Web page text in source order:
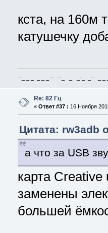
кста, на 160м
катушечку
--_ _ _ _ _ _ -- --_ _ _-_ _-- _ _
Re: 82 Гц
« Ответ #37 : 16 Ноября
Цитата: rw3adb
а что за USB
карта
заменены
большей